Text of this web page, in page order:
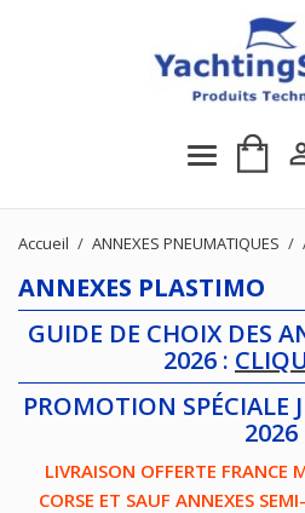
Accueil ANNEXES PNEUMATIQUES
ANNEXES PLASTIMO
GUIDE DE CHOIX DES
2026 :
PROMOTION SPÉCIALE
2026
LIVRAISON OFFERTE FRANCE
CORSE ET SAUF ANNEXES